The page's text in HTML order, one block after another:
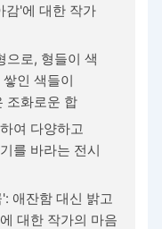
감'에 대한 작가
으로, 형들이 색
인 색들이
조화로운 합
여 다양하고
를 바라는 전시
애잔함 대신 밝고
대한 작가의 마음